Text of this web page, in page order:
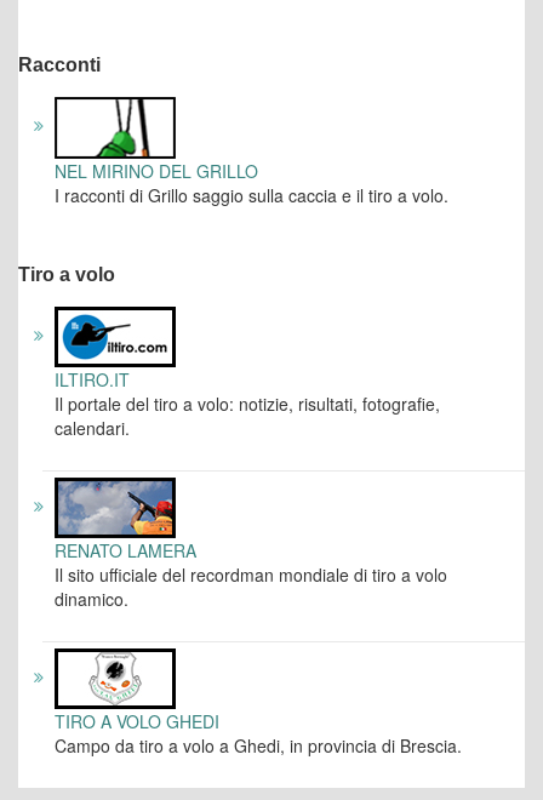
Racconti
NEL MIRINO DEL GRILLO
I racconti di Grillo saggio sulla caccia e il tiro a volo.
Tiro a volo
ILTIRO.IT
Il portale del tiro a volo: notizie, risultati, fotografie,
calendari.
RENATO LAMERA
Il sito ufficiale del recordman mondiale di tiro a volo
dinamico.
TIRO A VOLO GHEDI
Campo da tiro a volo a Ghedi, in provincia di Brescia.